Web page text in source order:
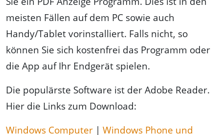
meisten Fällen auf dem PC sowie auch
Handy/Tablet vorinstalliert. Falls nicht, so
können Sie sich kostenfrei das Programm oder
die App auf Ihr Endgerät spielen.
Die populärste Software ist der Adobe Reader.
Hier die Links zum Download:
Windows Computer | Windows Phone und